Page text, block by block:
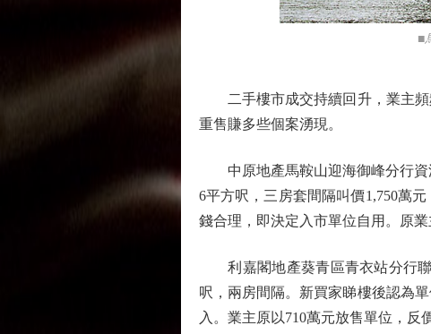
■
二手樓市成交持續回升，業主頻
重售賺多些個案湧現。
中原地產馬鞍山迎海御峰分行資
6平方呎，三房套間隔叫價1,750萬
錢合理，即決定入市單位自用。原業
利嘉閣地產葵青區青衣站分行聯
呎，兩房間隔。新買家睇樓後認為
入。業主原以710萬元放售單位，反